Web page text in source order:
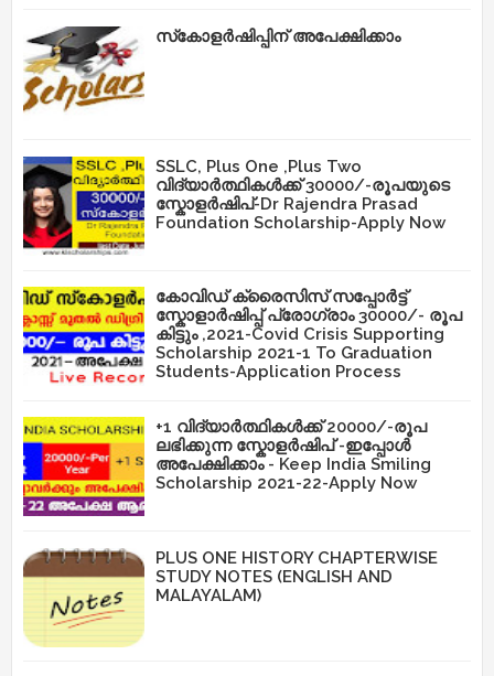
സ്‌കോളർഷിപ്പിന് അപേക്ഷിക്കാം
SSLC, Plus One ,Plus Two
വിദ്യാർത്ഥികൾക്ക് 30000/-രൂപയുടെ
സ്കോളർഷിപ്-Dr Rajendra Prasad
Foundation Scholarship-Apply Now
കോവിഡ് ക്രൈസിസ് സപ്പോർട്ട്
സ്കോളാർഷിപ്പ് പ്രോഗ്രാം 30000/- രൂപ
കിട്ടും ,2021-Covid Crisis Supporting
Scholarship 2021-1 To Graduation
Students-Application Process
+1 വിദ്യാർത്ഥികൾക്ക് 20000/-രൂപ
ലഭിക്കുന്ന സ്കോളർഷിപ് -ഇപ്പോൾ
അപേക്ഷിക്കാം - Keep India Smiling
Scholarship 2021-22-Apply Now
PLUS ONE HISTORY CHAPTERWISE
STUDY NOTES (ENGLISH AND
MALAYALAM)